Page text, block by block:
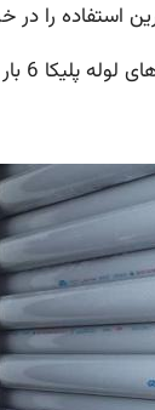
استفاده را
خواهیم پرداخت.